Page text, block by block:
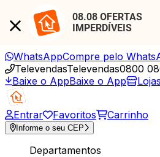
08.08 OFERTAS
IMPERDÍVEIS
WhatsAppCompre pelo
TelevendasTelevendas0800
Baixe o AppBaixe o App Lojas
Entrar Favoritos Carrinho
Informe o seu CEP
Departamentos